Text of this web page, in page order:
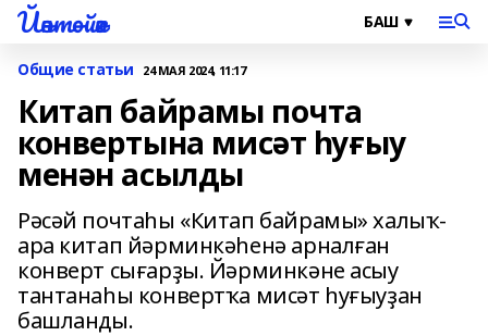
Йәнтөйәк
Общие статьи 24 МАЯ 2024, 11:17
Китап байрамы почта
конвертына мисәт һуғыу
менән асылды
Рәсәй почтаһы «Китап байрамы» халыҡ-
ара китап йәрминкәһенә арналған
конверт сығарҙы. Йәрминкәне асыу
тантанаһы конвертҡа мисәт һуғыуҙан
башланды.